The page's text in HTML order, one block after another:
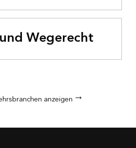
Wegerecht
anzeigen